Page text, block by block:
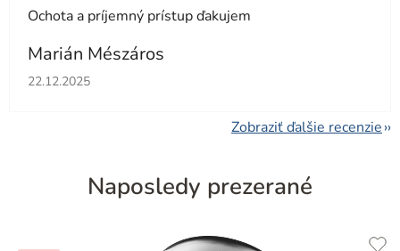
Ochota a príjemný prístup ďakujem
Marián Mészáros
Hodnotenie obchodu je 5 z 5 hviezdičiek.
22.12.2025
Zobraziť ďalšie recenzie
Naposledy prezerané